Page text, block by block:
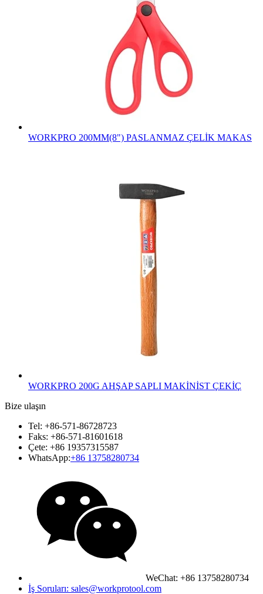
WORKPRO 200MM(8") PASLANMAZ ÇELİK MAKAS
WORKPRO 200G AHŞAP SAPLI MAKİNİST ÇEKİÇ
Bize ulaşın
Tel: +86-571-86728723
Faks: +86-571-81601618
Çete: +86 19357315587
WhatsApp:+86 13758280734
WeChat: +86 13758280734
İş Soruları: sales@workprotool.com